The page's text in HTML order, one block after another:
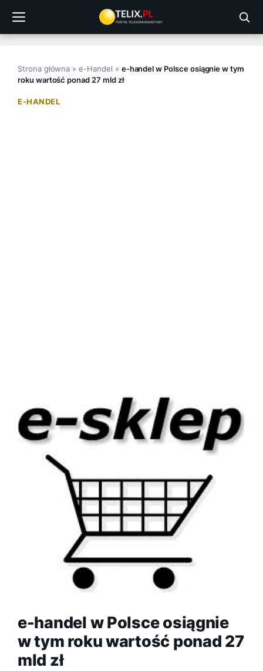
treści
Strona główna »e-Handel » e-handel w Polsce osiągnie w tym
roku wartość ponad 27 mld zł
E-HANDEL
e-handel w Polsce osiągnie
w tym roku wartość ponad 27
mld zł